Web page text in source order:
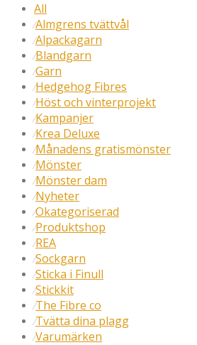
All
⁄Almgrens tvättvål
⁄Alpackagarn
⁄Blandgarn
⁄Garn
⁄Hedgehog Fibres
⁄Höst och vinterprojekt
⁄Kampanjer
⁄Krea Deluxe
⁄Månadens gratismönster
⁄Mönster
⁄Mönster dam
⁄Nyheter
⁄Okategoriserad
⁄Produktshop
⁄REA
⁄Sockgarn
⁄Sticka i Finull
⁄Stickkit
⁄The Fibre co
⁄Tvätta dina plagg
⁄Varumärken